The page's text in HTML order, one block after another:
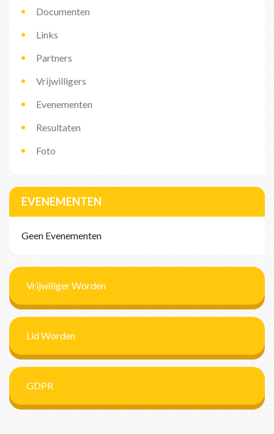
Documenten
Links
Partners
Vrijwilligers
Evenementen
Resultaten
Foto
EVENEMENTEN
Geen Evenementen
Vrijwiliger Worden
Lid Worden
GDPR